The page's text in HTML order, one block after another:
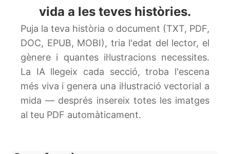
vida a les teves històries.
Puja la teva història o document (TXT, PDF,
DOC, EPUB, MOBI), tria l'edat del lector, el
gènere i quantes il·lustracions necessites.
La IA llegeix cada secció, troba l'escena
més viva i genera una il·lustració vectorial a
mida — després insereix totes les imatges
al teu PDF automàticament.